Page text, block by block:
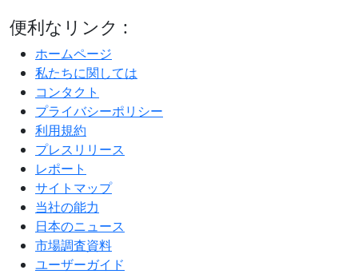
便利なリンク :
ホームページ
私たちに関しては
コンタクト
プライバシーポリシー
利用規約
プレスリリース
レポート
サイトマップ
当社の能力
日本のニュース
市場調査資料
ユーザーガイド